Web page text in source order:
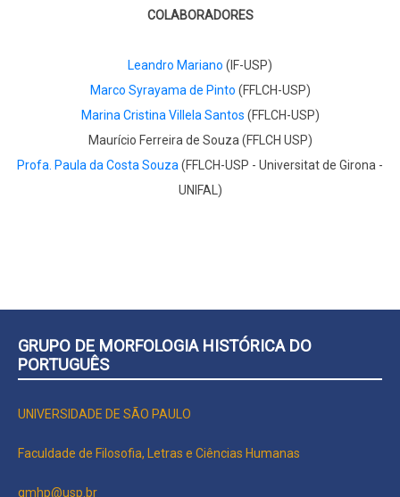
COLABORADORES
Leandro Mariano (IF-USP)
Marco Syrayama de Pinto (FFLCH-USP)
Marina Cristina Villela Santos (FFLCH-USP)
Maurício Ferreira de Souza (FFLCH USP)
Profa. Paula da Costa Souza (FFLCH-USP - Universitat de Girona -
UNIFAL)
GRUPO DE MORFOLOGIA HISTÓRICA DO
PORTUGUÊS
UNIVERSIDADE DE SÃO PAULO
Faculdade de Filosofia, Letras e Ciências Humanas
gmhp@usp.br